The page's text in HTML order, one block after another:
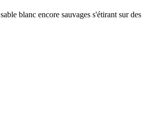
blanc encore sauvages s'étirant sur des